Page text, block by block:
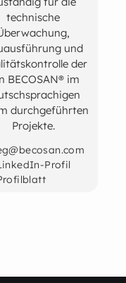
technische
und
der
BECOSAN® im
durchgeführten
Projekte.
Profil